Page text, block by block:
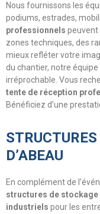
Nous fournissons les
podiums, estrades,
professionnels peuvent
zones techniques, des
mieux refléter votre
du chantier, notre
irréprochable. Vous
tente de réception
Bénéficiez d’une
D’ABEAU
En complément de
structures de
industriels pour les